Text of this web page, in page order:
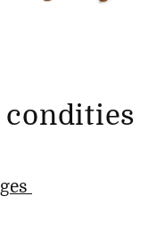
condities